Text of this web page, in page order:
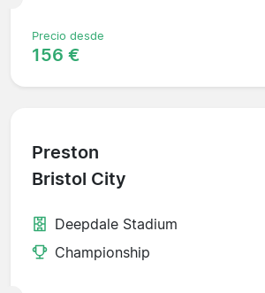
Precio desde
156 €
Preston
Bristol City
Deepdale Stadium
Championship